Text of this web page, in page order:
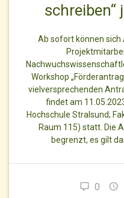
schreiben“
Ab sofort können sich
Workshop
vielversprechenden
findet am
Hochschule Stralsund;
Raum 115) statt. Die
begrenzt, es gilt
0